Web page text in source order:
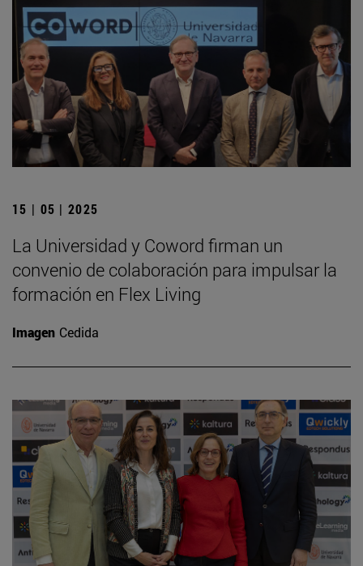
15 | 05 | 2025
La Universidad y Coword firman un
convenio de colaboración para impulsar la
formación en Flex Living
Imagen Cedida